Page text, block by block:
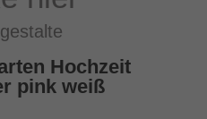
Hochzeit
pink weiß